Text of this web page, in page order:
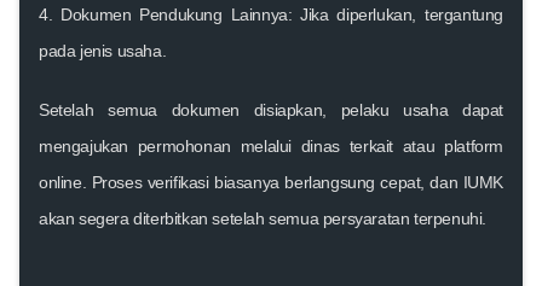
4. Dokumen Pendukung Lainnya: Jika diperlukan, tergantung
pada jenis usaha.
Setelah semua dokumen disiapkan, pelaku usaha dapat
mengajukan permohonan melalui dinas terkait atau platform
online. Proses verifikasi biasanya berlangsung cepat, dan IUMK
akan segera diterbitkan setelah semua persyaratan terpenuhi.